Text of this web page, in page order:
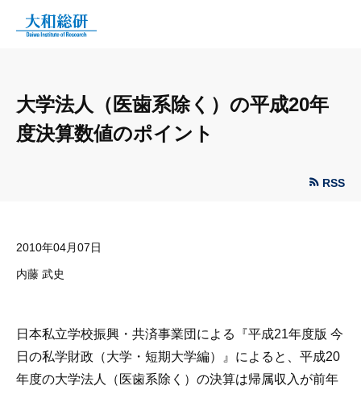
大学法人（医歯系除く）の平成20年
度決算数値のポイント
RSS
2010年04月07日
内藤 武史
日本私立学校振興・共済事業団による『平成21年度版 今
日の私学財政（大学・短期大学編）』によると、平成20
年度の大学法人（医歯系除く）の決算は帰属収入が前年